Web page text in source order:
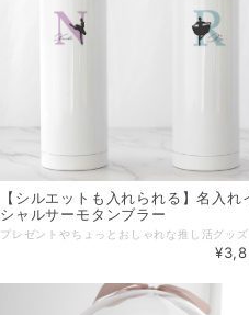
【シルエットも入れられる】名入れ
シャルサーモタンブラー